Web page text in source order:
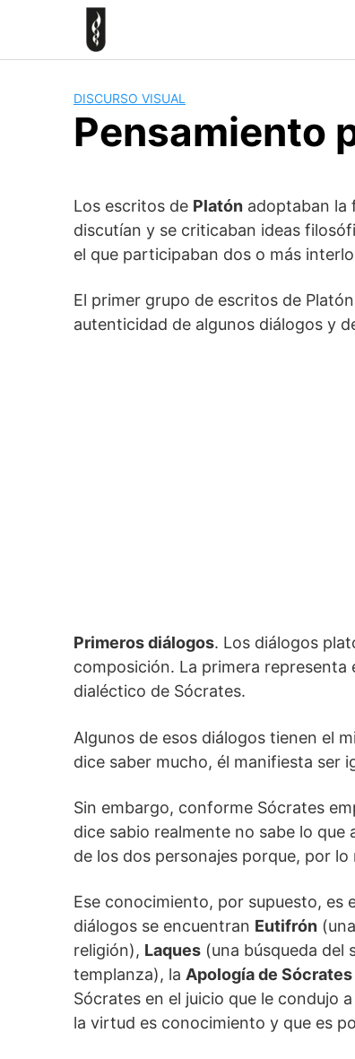
DISCURSO VISUAL
Pensamiento
Los escritos de Platón adoptaban la
discutían y se criticaban ideas
el que participaban dos o más
El primer grupo de escritos de
autenticidad de algunos diálogos y
Primeros diálogos. Los diálogos
composición. La primera
dialéctico de Sócrates.
Algunos de esos diálogos tienen el
dice saber mucho, él manifiesta ser
Sin embargo, conforme Sócrates
dice sabio realmente no sabe lo que
de los dos personajes porque, por
Ese conocimiento, por supuesto, es
diálogos se encuentran Eutifrón
religión), Laques (una búsqueda del
templanza), la Apología de Sócrates
Sócrates en el juicio que le condujo
la virtud es conocimiento y que es